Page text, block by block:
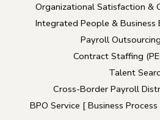
Organizational Satisfaction &
Integrated People & Business
Payroll
Contract Staffing
Talent
Cross-Border Payroll
BPO Service [ Business